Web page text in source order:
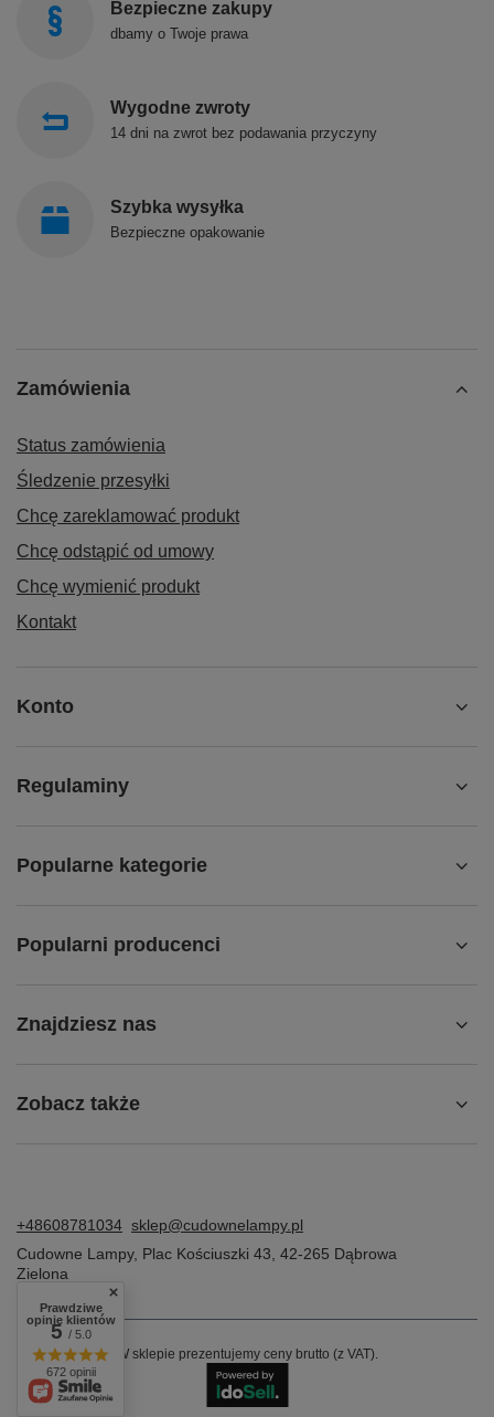
Bezpieczne zakupy
dbamy o Twoje prawa
Wygodne zwroty
14 dni na zwrot bez podawania przyczyny
Szybka wysyłka
Bezpieczne opakowanie
Zamówienia
Status zamówienia
Śledzenie przesyłki
Chcę zareklamować produkt
Chcę odstąpić od umowy
Chcę wymienić produkt
Kontakt
Konto
Regulaminy
Popularne kategorie
Popularni producenci
Znajdziesz nas
Zobacz także
+48608781034 sklep@cudownelampy.pl
Cudowne Lampy, Plac Kościuszki 43 42-265 Dąbrowa
Zielona
W sklepie prezentujemy ceny brutto (z VAT).
Prawdziwe
opinie klientów
5/ 5.0
672 opinii